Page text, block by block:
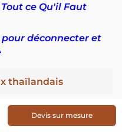
ce Qu'il Faut
pour déconnecter et
thaïlandais
Devis sur mesure